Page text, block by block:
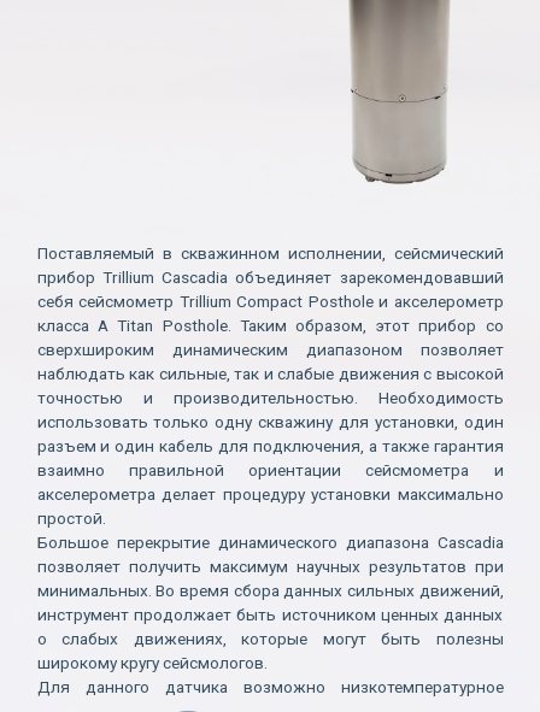
Поставляемый в скважинном исполнении, сейсмический
прибор Trillium Cascadia объединяет зарекомендовавший
себя сейсмометр Trillium Compact Posthole и акселерометр
класса А Titan Posthole. Таким образом, этот прибор со
сверхшироким динамическим диапазоном позволяет
наблюдать как сильные, так и слабые движения с высокой
точностью и производительностью. Необходимость
использовать только одну скважину для установки, один
разъем и один кабель для подключения, а также гарантия
взаимно правильной ориентации сейсмометра и
акселерометра делает процедуру установки максимально
простой.
Большое перекрытие динамического диапазона Cascadia
позволяет получить максимум научных результатов при
минимальных. Во время сбора данных сильных движений,
инструмент продолжает быть источником ценных данных
о слабых движениях, которые могут быть полезны
широкому кругу сейсмологов.
Для данного датчика возможно низкотемпературное